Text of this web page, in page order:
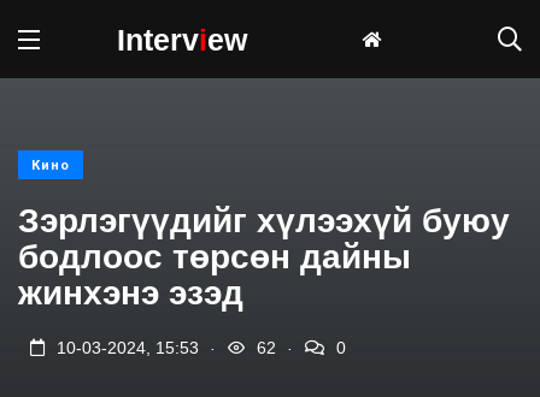
Interview
Кино
Зэрлэгүүдийг хүлээхүй буюу
бодлоос төрсөн дайны
жинхэнэ эзэд
10-03-2024, 15:53 62 0